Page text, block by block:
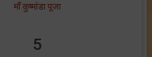
माँ कुष्मांडा पूजा
5